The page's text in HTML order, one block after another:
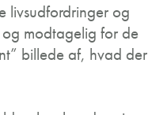
livsudfordringer og
modtagelig for de
billede af, hvad der